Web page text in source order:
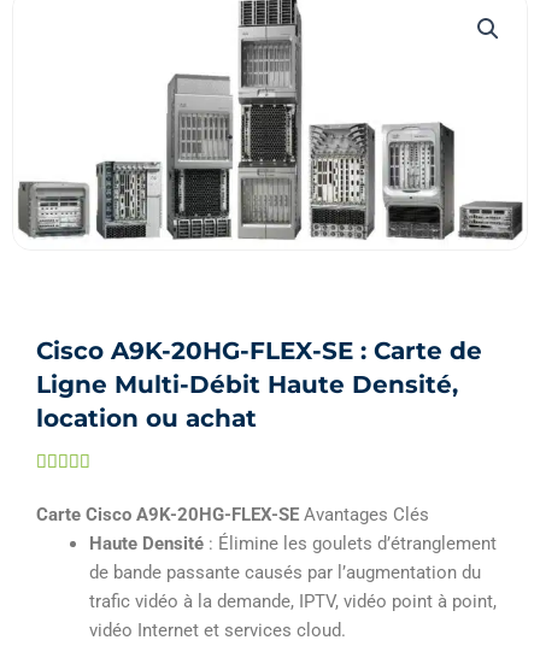
Cisco A9K-20HG-FLEX-SE : Carte de
Ligne Multi-Débit Haute Densité,
location ou achat
    
sur
5
Carte Cisco A9K-20HG-FLEX-SE Avantages Clés
Haute Densité: Élimine les goulets d’étranglement
de bande passante causés par l’augmentation du
trafic vidéo à la demande, IPTV, vidéo point à point,
vidéo Internet et services cloud.